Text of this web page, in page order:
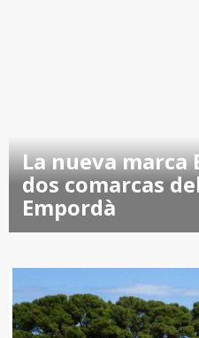
La nueva marca
dos comarcas
Empordà